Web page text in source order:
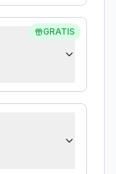
GRATIS